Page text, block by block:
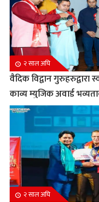
२ साल अघि
वैदिक विद्वान
काव्य म्युजिक अवार्ड
२ साल अघि